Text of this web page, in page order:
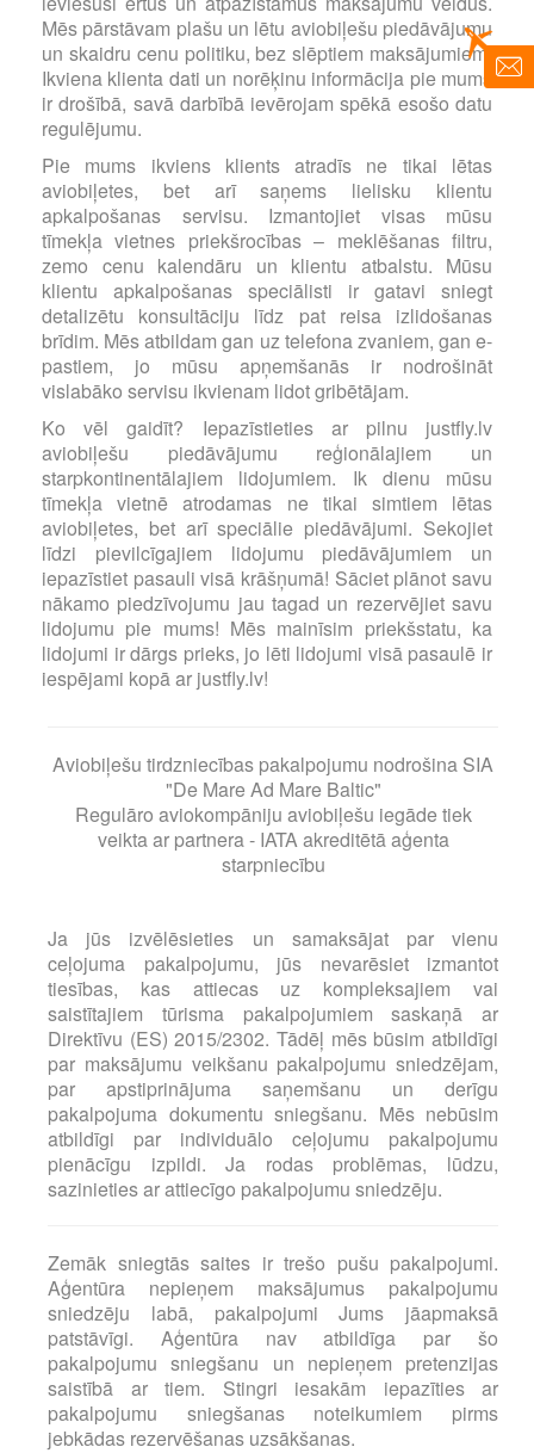
Mēs pārstāvam plašu un lētu aviobiļešu piedāvājumu
un skaidru cenu politiku, bez slēptiem maksājumiem.
Ikviena klienta dati un norēķinu informācija pie mums
ir drošībā, savā darbībā ievērojam spēkā esošo datu
regulējumu.
Pie mums ikviens klients atradīs ne tikai lētas
aviobiļetes, bet arī saņems lielisku klientu
apkalpošanas servisu. Izmantojiet visas mūsu
tīmekļa vietnes priekšrocības – meklēšanas filtru,
zemo cenu kalendāru un klientu atbalstu. Mūsu
klientu apkalpošanas speciālisti ir gatavi sniegt
detalizētu konsultāciju līdz pat reisa izlidošanas
brīdim. Mēs atbildam gan uz telefona zvaniem, gan e-
pastiem, jo mūsu apņemšanās ir nodrošināt
vislabāko servisu ikvienam lidot gribētājam.
Ko vēl gaidīt? Iepazīstieties ar pilnu justfly.lv
aviobiļešu piedāvājumu reģionālajiem un
starpkontinentālajiem lidojumiem. Ik dienu mūsu
tīmekļa vietnē atrodamas ne tikai simtiem lētas
aviobiļetes, bet arī speciālie piedāvājumi. Sekojiet
līdzi pievilcīgajiem lidojumu piedāvājumiem un
iepazīstiet pasauli visā krāšņumā! Sāciet plānot savu
nākamo piedzīvojumu jau tagad un rezervējiet savu
lidojumu pie mums! Mēs mainīsim priekšstatu, ka
lidojumi ir dārgs prieks, jo lēti lidojumi visā pasaulē ir
iespējami kopā ar justfly.lv!
Aviobiļešu tirdzniecības pakalpojumu nodrošina SIA
"De Mare Ad Mare Baltic"
Regulāro aviokompāniju aviobiļešu iegāde tiek
veikta ar partnera - IATA akreditētā aģenta
starpniecību
Ja jūs izvēlēsieties un samaksājat par vienu
ceļojuma pakalpojumu, jūs nevarēsiet izmantot
tiesības, kas attiecas uz kompleksajiem vai
saistītajiem tūrisma pakalpojumiem saskaņā ar
Direktīvu (ES) 2015/2302. Tādēļ mēs būsim atbildīgi
par maksājumu veikšanu pakalpojumu sniedzējam,
par apstiprinājuma saņemšanu un derīgu
pakalpojuma dokumentu sniegšanu. Mēs nebūsim
atbildīgi par individuālo ceļojumu pakalpojumu
pienācīgu izpildi. Ja rodas problēmas, lūdzu,
sazinieties ar attiecīgo pakalpojumu sniedzēju.
Zemāk sniegtās saites ir trešo pušu pakalpojumi.
Aģentūra nepieņem maksājumus pakalpojumu
sniedzēju labā, pakalpojumi Jums jāapmaksā
patstāvīgi. Aģentūra nav atbildīga par šo
pakalpojumu sniegšanu un nepieņem pretenzijas
saistībā ar tiem. Stingri iesakām iepazīties ar
pakalpojumu sniegšanas noteikumiem pirms
jebkādas rezervēšanas uzsākšanas.